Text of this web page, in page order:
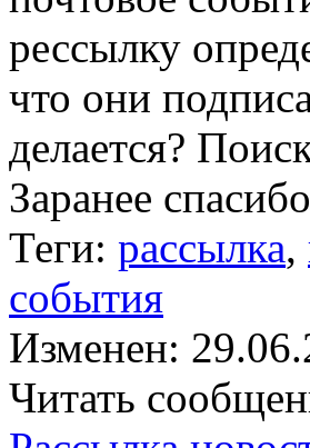
рессылку
что они
делается?
Заранее
Теги: рассылка,
события
Изменен:
Читать